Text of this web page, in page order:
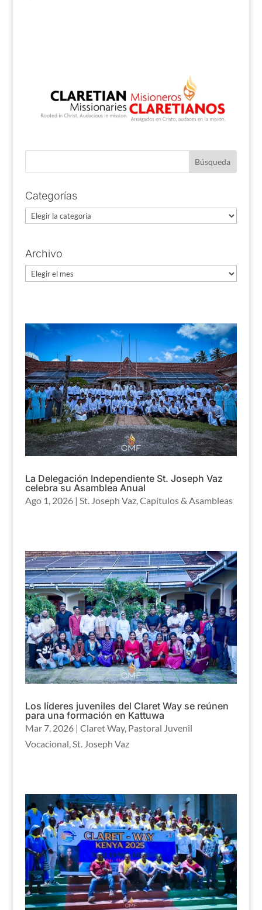
Categorías
Categorías
Archivo
Archivo
La Delegación Independiente St. Joseph Vaz
celebra su Asamblea Anual
Ago 1, 2026| St. Joseph Vaz,Capítulos & Asambleas
Los líderes juveniles del Claret Way se reúnen
para una formación en Kattuwa
Mar 7, 2026| Claret Way, Pastoral Juvenil
Vocacional,St. Joseph Vaz